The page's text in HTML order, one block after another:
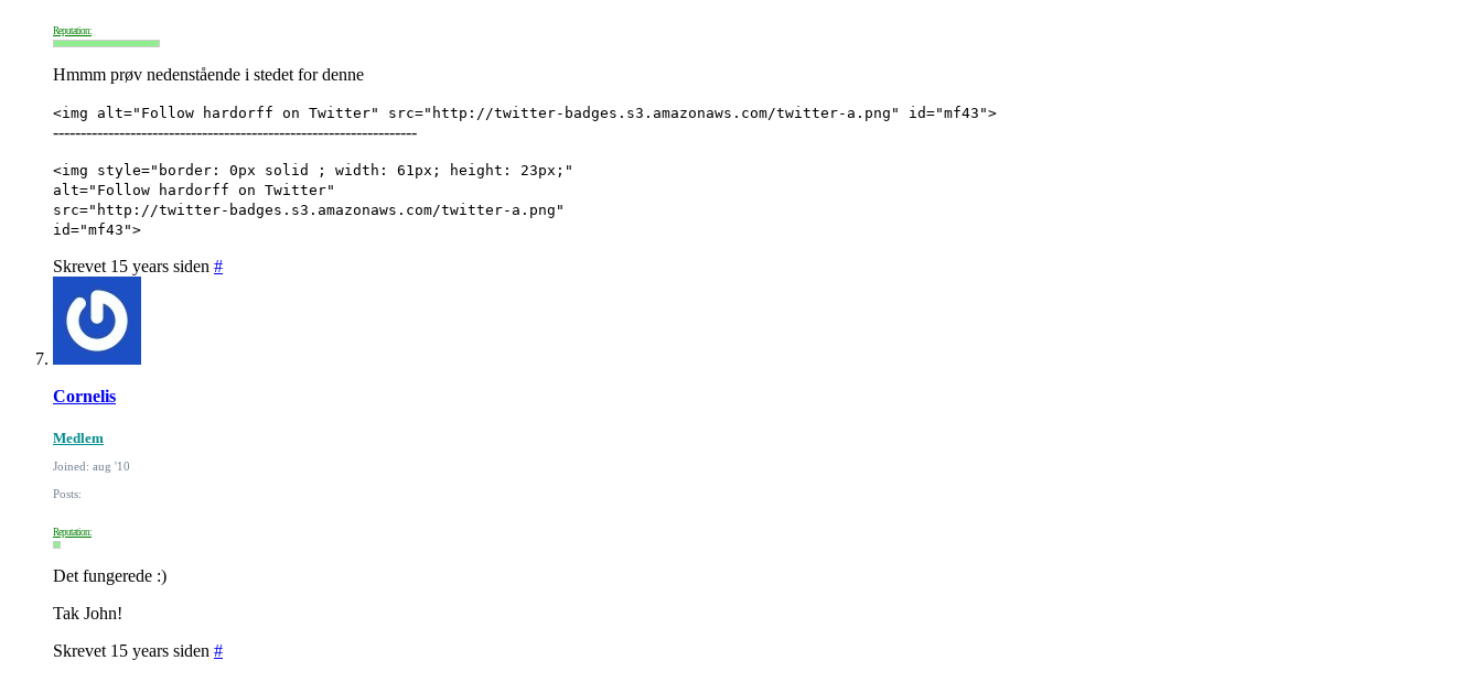
Reputation:
Hmmm prøv nedenstående i stedet for denne
<img alt="Follow hardorff on Twitter" src="http://twitter-badges.s3.amazonaws.com/twitter-a.png" id="mf43">
------------------------------------------------------------------
<img style="border: 0px solid ; width: 61px; height: 23px;"
alt="Follow hardorff on Twitter"
src="http://twitter-badges.s3.amazonaws.com/twitter-a.png"
id="mf43">
Skrevet 15 years siden #
Cornelis
Medlem
Joined: aug '10
Posts:
Reputation:
Det fungerede :)
Tak John!
Skrevet 15 years siden #